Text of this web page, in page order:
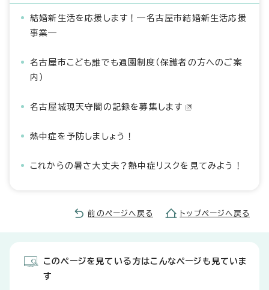
結婚新生活を応援します！―名古屋市結婚新生活応援
事業―
名古屋市こども誰でも通園制度（保護者の方へのご案
内）
名古屋城現天守閣の記録を募集します
熱中症を予防しましょう！
これからの暑さ大丈夫？熱中症リスクを見てみよう！
前のページへ戻る トップページへ戻る
このページを見ている方はこんなページも見ていま
す